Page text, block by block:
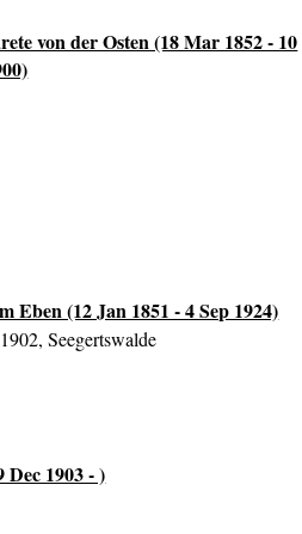
von der Osten (18 Mar 1852 - 10
Eben (12 Jan 1851 - 4 Sep 1924)
Seegertswalde
1903 - )